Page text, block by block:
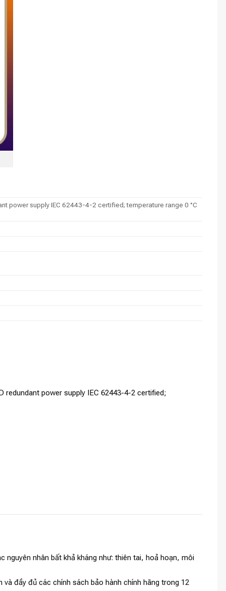
power supply IEC 62443-4-2 certified; temperature range 0 °C
power supply IEC 62443-4-2 certified;
nhân bất khả kháng như: thiên tai, hoả hoạn, môi
đầy đủ các chính sách bảo hành chính hãng trong 12